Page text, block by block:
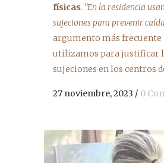
físicas. “En la residencia
sujeciones para prevenir
argumento más frecuente
utilizamos para justificar
sujeciones en los centros
27 noviembre, 2023 / 0